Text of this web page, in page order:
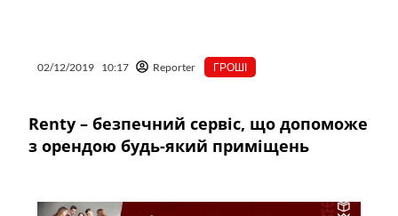
02/12/2019 10:17 Reporter ГРОШІ
Renty – безпечний сервіс, що допоможе
з орендою будь-який приміщень